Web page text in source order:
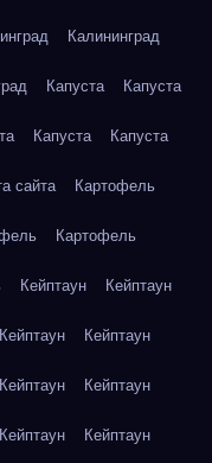
Калининград
Капуста Капуста
Капуста Капуста
сайта Картофель
Картофель
Кейптаун Кейптаун
Кейптаун Кейптаун
Кейптаун Кейптаун
Кейптаун Кейптаун